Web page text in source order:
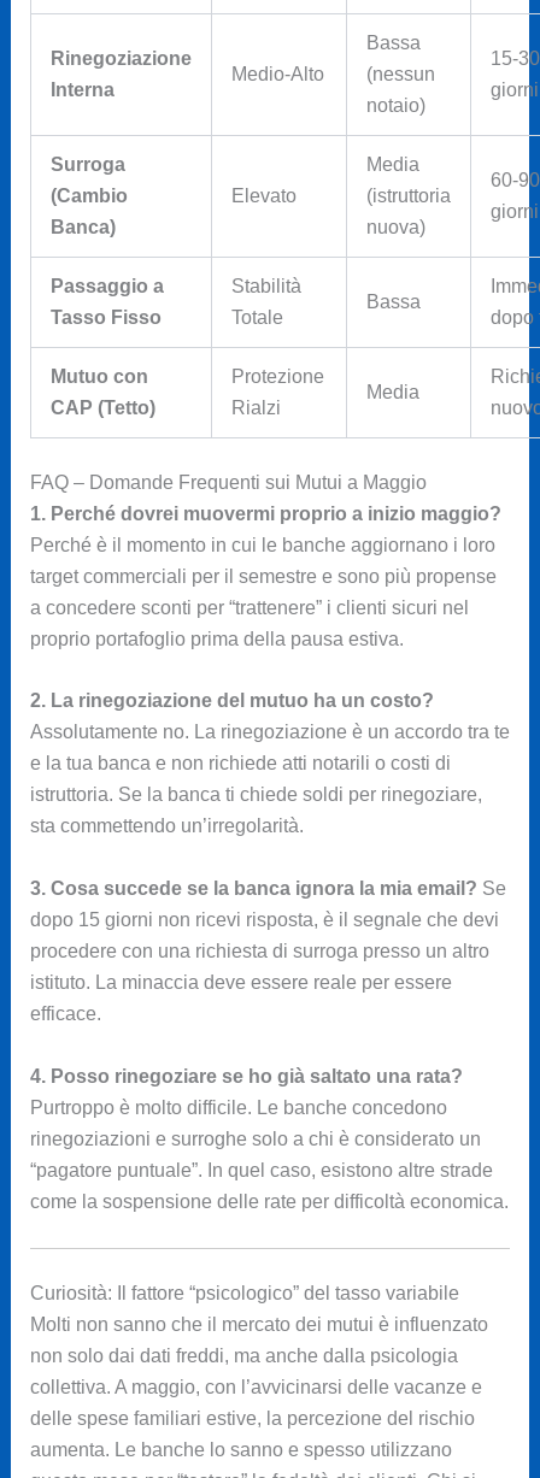
Rinegoziazione
Interna
Medio-Alto
Bassa
(nessun
notaio)
15-30
giorni
Surroga
(Cambio
Banca)
Elevato
Media
(istruttoria
nuova)
60-90
giorni
Passaggio a
Tasso Fisso
Stabilità
Totale
Bassa
dopo
Mutuo con
CAP (Tetto)
Protezione
Rialzi
Media
FAQ – Domande Frequenti sui Mutui a Maggio
1. Perché dovrei muovermi proprio a inizio maggio?
Perché è il momento in cui le banche aggiornano i loro
target commerciali per il semestre e sono più propense
a concedere sconti per “trattenere” i clienti sicuri nel
proprio portafoglio prima della pausa estiva.
2. La rinegoziazione del mutuo ha un costo?
Assolutamente no. La rinegoziazione è un accordo tra te
e la tua banca e non richiede atti notarili o costi di
istruttoria. Se la banca ti chiede soldi per rinegoziare,
sta commettendo un’irregolarità.
3. Cosa succede se la banca ignora la mia email? Se
dopo 15 giorni non ricevi risposta, è il segnale che devi
procedere con una richiesta di surroga presso un altro
istituto. La minaccia deve essere reale per essere
efficace.
4. Posso rinegoziare se ho già saltato una rata?
Purtroppo è molto difficile. Le banche concedono
rinegoziazioni e surroghe solo a chi è considerato un
“pagatore puntuale”. In quel caso, esistono altre strade
come la sospensione delle rate per difficoltà economica.
Curiosità: Il fattore “psicologico” del tasso variabile
Molti non sanno che il mercato dei mutui è influenzato
non solo dai dati freddi, ma anche dalla psicologia
collettiva. A maggio, con l’avvicinarsi delle vacanze e
delle spese familiari estive, la percezione del rischio
aumenta. Le banche lo sanno e spesso utilizzano